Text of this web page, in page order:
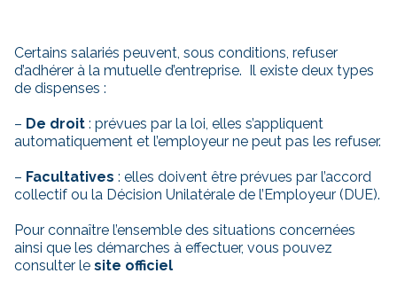
Certains salariés peuvent, sous conditions, refuser
d’adhérer à la mutuelle d’entreprise. Il existe deux types
de dispenses :
– De droit : prévues par la loi, elles s’appliquent
automatiquement et l’employeur ne peut pas les refuser.
– Facultatives : elles doivent être prévues par l’accord
collectif ou la Décision Unilatérale de l’Employeur (DUE).
Pour connaître l’ensemble des situations concernées
ainsi que les démarches à effectuer, vous pouvez
consulter le site officiel